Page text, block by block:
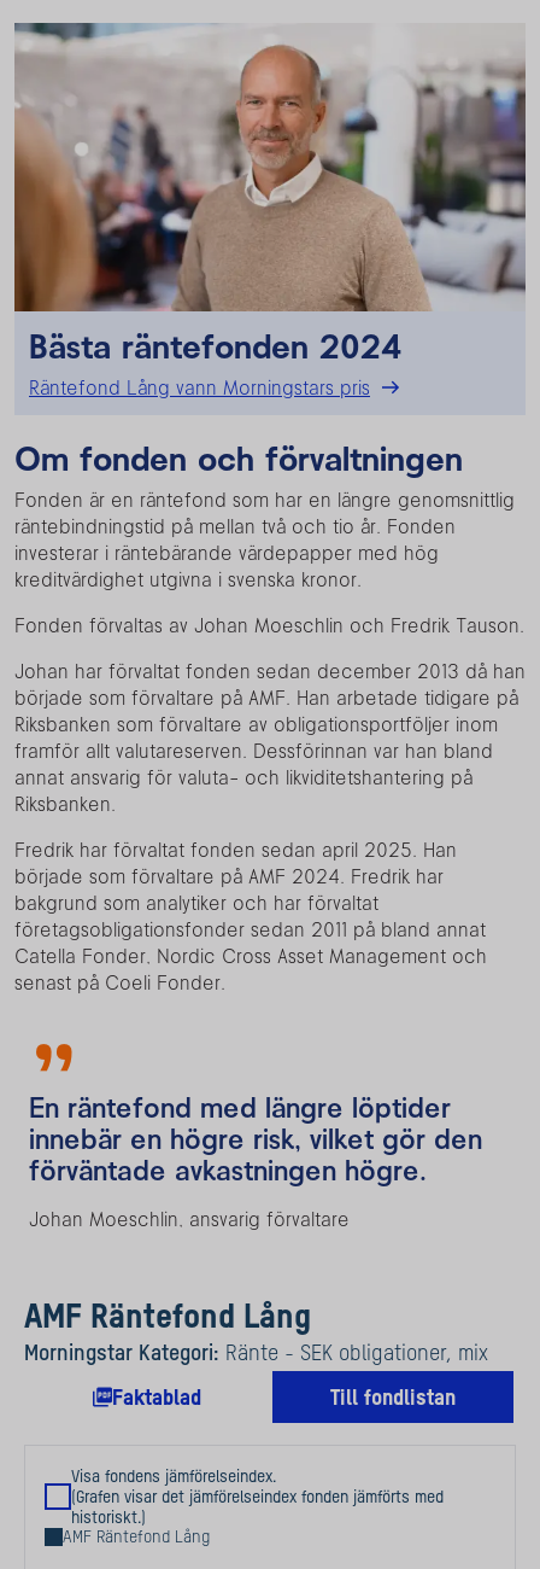
Bästa räntefonden 2024
Räntefond Lång vann Morningstars pris
Om fonden och förvaltningen
Fonden är en räntefond som har en längre genomsnittlig
räntebindningstid på mellan två och tio år. Fonden
investerar i räntebärande värdepapper med hög
kreditvärdighet utgivna i svenska kronor.
Fonden förvaltas av Johan Moeschlin och Fredrik Tauson.
Johan har förvaltat fonden sedan december 2013 då han
började som förvaltare på AMF. Han arbetade tidigare på
Riksbanken som förvaltare av obligationsportföljer inom
framför allt valutareserven. Dessförinnan var han bland
annat ansvarig för valuta- och likviditetshantering på
Riksbanken.
Fredrik har förvaltat fonden sedan april 2025. Han
började som förvaltare på AMF 2024. Fredrik har
bakgrund som analytiker och har förvaltat
företagsobligationsfonder sedan 2011 på bland annat
Catella Fonder, Nordic Cross Asset Management och
senast på Coeli Fonder.
En räntefond med längre löptider
innebär en högre risk, vilket gör den
förväntade avkastningen högre.
Johan Moeschlin, ansvarig förvaltare